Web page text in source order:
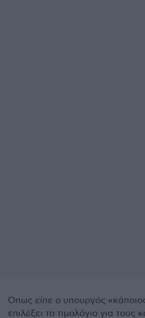
Όπως είπε ο υπουργός
επιλέξει το τιμολόγιο για τους